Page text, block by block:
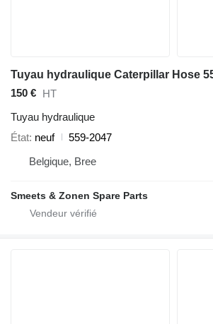
150 € HT
Tuyau hydraulique
État neuf
559-2047
Belgique, Bree
Smeets & Zonen Spare Parts